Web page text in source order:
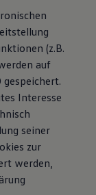
(z.B.
auf
gespeichert.
Interesse
seiner
zur
werden,